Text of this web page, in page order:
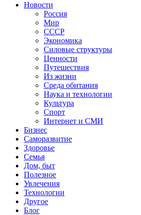
Новости
Россия
Мир
СССР
Экономика
Силовые структуры
Ценности
Путешествия
Из жизни
Среда обитания
Наука и технологии
Культура
Спорт
Интернет и СМИ
Бизнес
Саморазвитие
Здоровье
Семья
Дом, быт
Полезное
Увлечения
Технологии
Другое
Блог